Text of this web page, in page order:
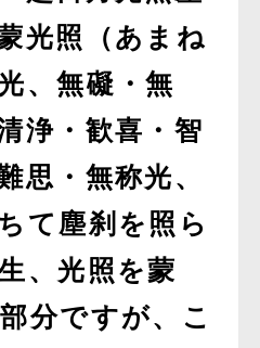
光照（あまね
、無礙・無
浄・歓喜・智
思・無称光、
て塵刹を照ら
、光照を蒙
分ですが、こ